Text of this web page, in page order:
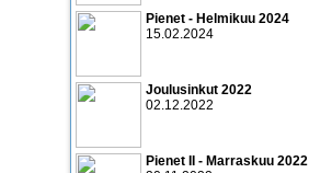
Pienet - Helmikuu 2024
15.02.2024
Joulusinkut 2022
02.12.2022
Pienet II - Marraskuu 2022